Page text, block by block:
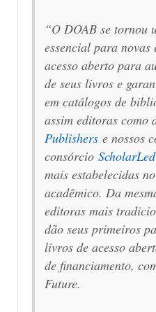
“O DOAB se tornou
essencial para novas
acesso aberto para
de seus livros e
em catálogos de
assim editoras como
Publishers e nossos
consórcio ScholarLed
mais estabelecidas
acadêmico. Da
editoras mais
dão seus primeiros
livros de acesso
de financiamento,
Future.